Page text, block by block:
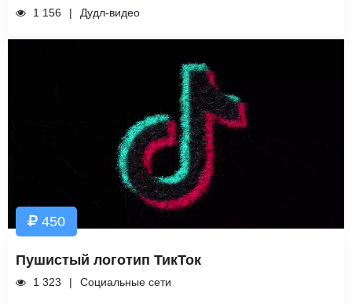
1 156 Дудл-видео
450
Пушистый логотип ТикТок
1 323 Социальные сети